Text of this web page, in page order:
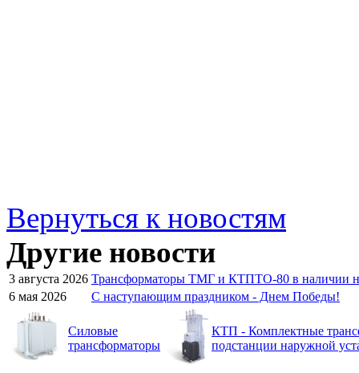
Вернуться к новостям
Другие новости
3 августа 2026 Трансформаторы ТМГ и КТПТО-80 в наличии
6 мая 2026
C наступающим праздником - Днем Победы!
Силовые
трансформаторы
КТП - Комплектные
подстанции наружной